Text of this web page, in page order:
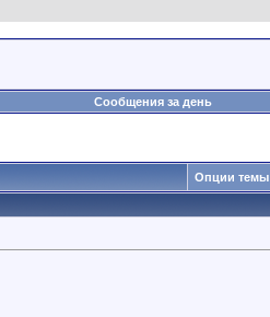
Сообщения за день
Опции темы